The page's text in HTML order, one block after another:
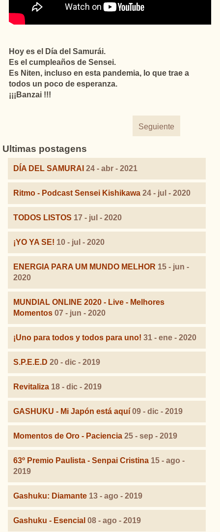
Hoy es el Día del Samurái.
Es el cumpleaños de Sensei.
Es Niten, incluso en esta pandemia, lo que trae a
todos un poco de esperanza.
¡¡¡Banzai !!!
Seguiente
Ultimas postagens
DÍA DEL SAMURAI 24 - abr - 2021
Ritmo - Podcast Sensei Kishikawa 24 - jul - 2020
TODOS LISTOS 17 - jul - 2020
¡YO YA SE! 10 - jul - 2020
ENERGIA PARA UM MUNDO MELHOR 15 - jun -
2020
MUNDIAL ONLINE 2020 - Live - Melhores
Momentos 07 - jun - 2020
¡Uno para todos y todos para uno! 31 - ene - 2020
S.P.E.E.D 20 - dic - 2019
Revitaliza 18 - dic - 2019
GASHUKU - Mi Japón está aquí 09 - dic - 2019
Momentos de Oro - Paciencia 25 - sep - 2019
63º Premio Paulista - Senpai Cristina 15 - ago -
2019
Gashuku: Diamante 13 - ago - 2019
Gashuku - Esencial 08 - ago - 2019